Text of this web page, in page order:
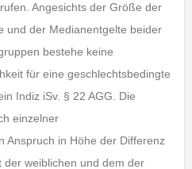
Angesichts der Größe der
und der Medianentgelte beider
bestehe keine
für eine geschlechtsbedingte
Indiz iSv. § 22 AGG. Die
einzelner
Anspruch in Höhe der Differenz
weiblichen und dem der